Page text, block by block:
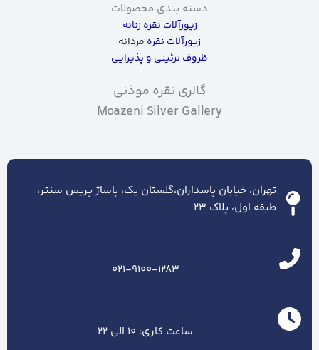
دسته بندی محصولات
زیورآلات نقره زنانه
زیورآلات نقره مردانه
ظروف تزئینی و پذیرایی
گالری نقره موذنی
Moazeni Silver Gallery
تهران، خیابان پاسداران،گلستان یک، پاساژ پریس سنتر،
طبقه اول، پلاک ۲۳
021-9100-1283
ساعت کاری: 10 الی 22